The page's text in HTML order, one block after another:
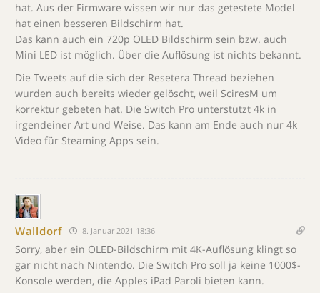
hat. Aus der Firmware wissen wir nur das getestete Model
hat einen besseren Bildschirm hat.
Das kann auch ein 720p OLED Bildschirm sein bzw. auch
Mini LED ist möglich. Über die Auflösung ist nichts bekannt.
Die Tweets auf die sich der Resetera Thread beziehen
wurden auch bereits wieder gelöscht, weil SciresM um
korrektur gebeten hat. Die Switch Pro unterstützt 4k in
irgendeiner Art und Weise. Das kann am Ende auch nur 4k
Video für Steaming Apps sein.
Walldorf 8. Januar 2021 18:36
Sorry, aber ein OLED-Bildschirm mit 4K-Auflösung klingt so
gar nicht nach Nintendo. Die Switch Pro soll ja keine 1000$-
Konsole werden, die Apples iPad Paroli bieten kann.